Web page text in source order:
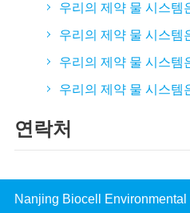
우리의 제약 물 시스템
우리의 제약 물 시스템
우리의 제약 물 시스템
우리의 제약 물 시스템
연락처
Nanjing Biocell Environmental